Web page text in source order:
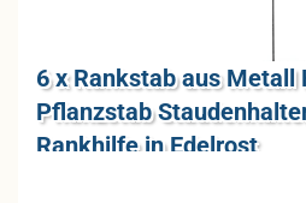
6 x Rank­stab aus Me­tall
Pflanz­stab
Rank­hil­fe in Edel­rost